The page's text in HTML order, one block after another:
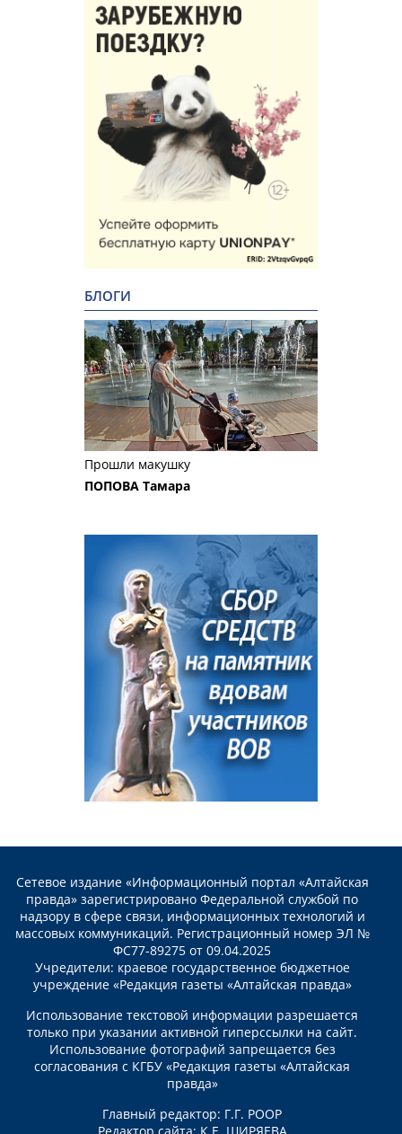
БЛОГИ
Прошли макушку
ПОПОВА Тамара
Сетевое издание «Информационный портал «Алтайская
правда» зарегистрировано Федеральной службой по
надзору в сфере связи, информационных технологий и
массовых коммуникаций. Регистрационный номер ЭЛ №
ФС77-89275 от 09.04.2025
Учредители: краевое государственное бюджетное
учреждение «Редакция газеты «Алтайская правда»
Использование текстовой информации разрешается
только при указании активной гиперссылки на сайт.
Использование фотографий запрещается без
согласования с КГБУ «Редакция газеты «Алтайская
правда»
Главный редактор: Г.Г. РООР